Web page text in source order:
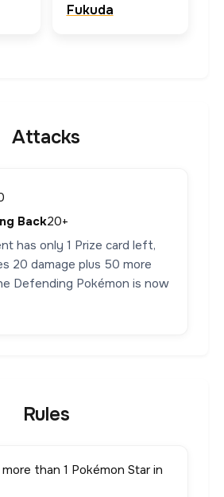
Fukuda
Attacks
Back20+
has only 1 Prize card left,
20 damage plus 50 more
Defending Pokémon is now
Rules
than 1 Pokémon Star in